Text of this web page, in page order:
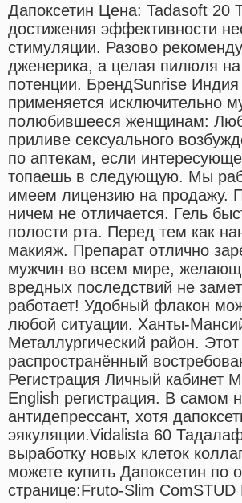
Дапоксетин Цена: Tadasoft
достижения эффективности
стимуляции. Разово
дженерика, а целая пилюля
потенции. БрендSunrise
применяется исключительно
полюбившееся женщинам:
приливе сексуального
по аптекам, если
топаешь в следующую. Мы
имеем лицензию на продажу.
ничем не отличается. Гель
полости рта. Перед тем как
макияж. Препарат отлично
мужчин во всем мире,
вредных последствий не
работает! Удобный флакон
любой ситуации. Ханты-
Металлургический район.
распространённый
Регистрация Личный кабинет
English регистрация. В самом
антидепрессант, хотя
эякуляции.Vidalista 60
выработку новых клеток
можете купить Дапоксетин по
странице:Fruto-Slim ComSTUD